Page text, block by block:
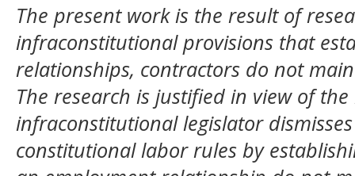
The present work is the result of
infraconstitutional provisions that
relationships, contractors do not
The research is justified in view of
infraconstitutional legislator
constitutional labor rules by